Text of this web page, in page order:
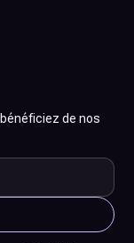
de nos